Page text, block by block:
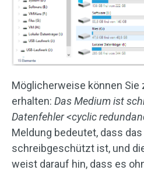
Möglicherweise können Sie
erhalten: Das Medium ist
Datenfehler <cyclic
Meldung bedeutet, dass das
schreibgeschützt ist, und
weist darauf hin, dass es